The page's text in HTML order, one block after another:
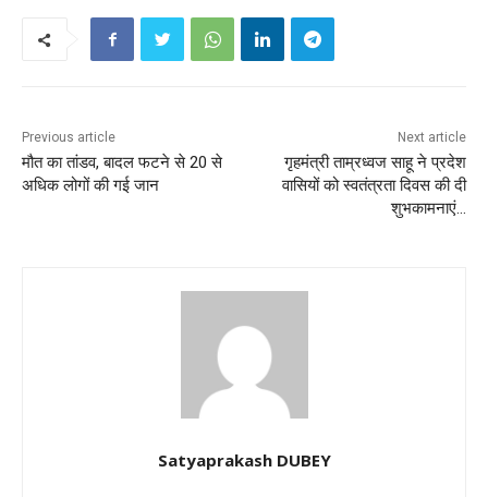
Previous article
मौत का तांडव, बादल फटने से 20 से
अ‎धिक लोगों की गई जान
Next article
गृहमंत्री ताम्रध्वज साहू ने प्रदेश
वासियों को स्वतंत्रता दिवस की दी
शुभकामनाएं…
Satyaprakash DUBEY